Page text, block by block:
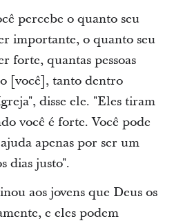
percebe o quanto seu
importante, o quanto seu
forte, quantas pessoas
[você], tanto dentro
disse ele. "Eles tiram
você é forte. Você pode
apenas por ser um
dias justo".
aos jovens que Deus os
e eles podem